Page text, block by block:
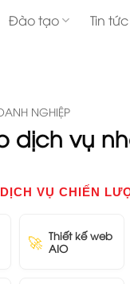
Đào tạo Tin tức
NGHIỆP
dịch vụ
VỤ CHIẾN
🚀 Thiết kế web
AIO